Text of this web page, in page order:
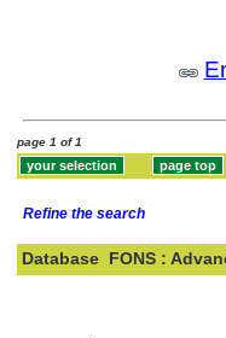
page 1 of 1
Refine the search
Database FONS :